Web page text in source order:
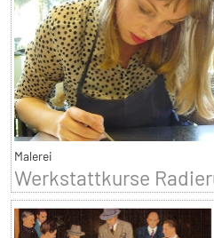
Malerei
Werkstattkurse